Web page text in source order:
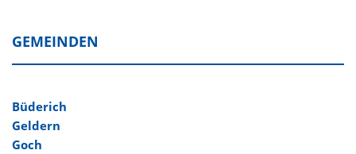
GEMEINDEN
Büderich
Geldern
Goch